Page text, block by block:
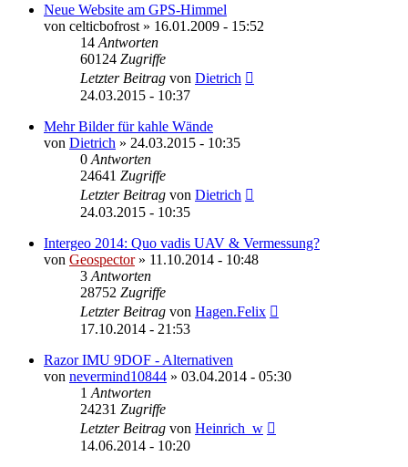
Neue Website am GPS-Himmel
von celticbofrost » 16.01.2009 - 15:52
14 Antworten
60124 Zugriffe
Letzter Beitrag von Dietrich
24.03.2015 - 10:37
Mehr Bilder für kahle Wände
von Dietrich » 24.03.2015 - 10:35
0 Antworten
24641 Zugriffe
Letzter Beitrag von Dietrich
24.03.2015 - 10:35
Intergeo 2014: Quo vadis UAV & Vermessung?
von Geospector» 11.10.2014 - 10:48
3 Antworten
28752 Zugriffe
Letzter Beitrag von Hagen.Felix
17.10.2014 - 21:53
Razor IMU 9DOF - Alternativen
von nevermind10844 » 03.04.2014 - 05:30
1 Antworten
24231 Zugriffe
Letzter Beitrag von Heinrich_w
14.06.2014 - 10:20